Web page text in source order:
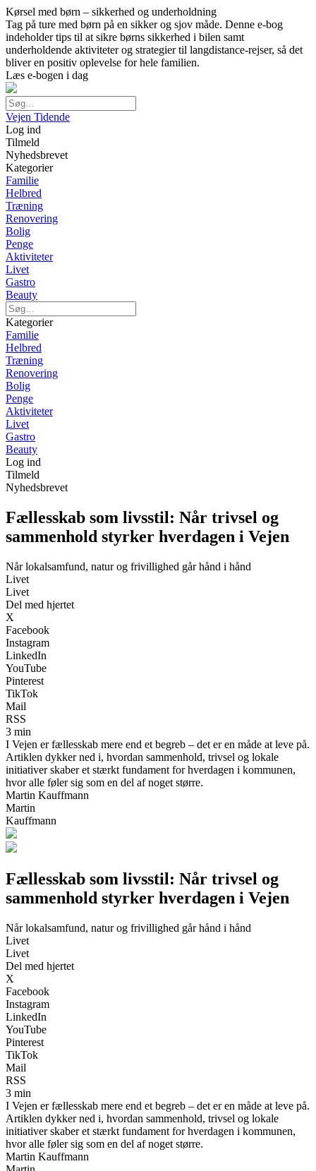
Kørsel med børn – sikkerhed og underholdning
Tag på ture med børn på en sikker og sjov måde. Denne e-bog
indeholder tips til at sikre børns sikkerhed i bilen samt
underholdende aktiviteter og strategier til langdistance-rejser, så det
bliver en positiv oplevelse for hele familien.
Læs e-bogen i dag
Vejen Tidende
Log ind
Tilmeld
Nyhedsbrevet
Kategorier
Familie
Helbred
Træning
Renovering
Bolig
Penge
Aktiviteter
Livet
Gastro
Beauty
Kategorier
Familie
Helbred
Træning
Renovering
Bolig
Penge
Aktiviteter
Livet
Gastro
Beauty
Log ind
Tilmeld
Nyhedsbrevet
Fællesskab som livsstil: Når trivsel og
sammenhold styrker hverdagen i Vejen
Når lokalsamfund, natur og frivillighed går hånd i hånd
Livet
Livet
Del med hjertet
X
Facebook
Instagram
LinkedIn
YouTube
Pinterest
TikTok
Mail
RSS
3 min
I Vejen er fællesskab mere end et begreb – det er en måde at leve på.
Artiklen dykker ned i, hvordan sammenhold, trivsel og lokale
initiativer skaber et stærkt fundament for hverdagen i kommunen,
hvor alle føler sig som en del af noget større.
Martin Kauffmann
Martin
Kauffmann
Fællesskab som livsstil: Når trivsel og
sammenhold styrker hverdagen i Vejen
Når lokalsamfund, natur og frivillighed går hånd i hånd
Livet
Livet
Del med hjertet
X
Facebook
Instagram
LinkedIn
YouTube
Pinterest
TikTok
Mail
RSS
3 min
I Vejen er fællesskab mere end et begreb – det er en måde at leve på.
Artiklen dykker ned i, hvordan sammenhold, trivsel og lokale
initiativer skaber et stærkt fundament for hverdagen i kommunen,
hvor alle føler sig som en del af noget større.
Martin Kauffmann